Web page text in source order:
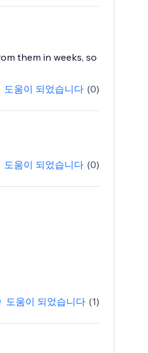
them in weeks, so
도움이 되었습니다 (0)
도움이 되었습니다 (0)
도움이 되었습니다 (1)